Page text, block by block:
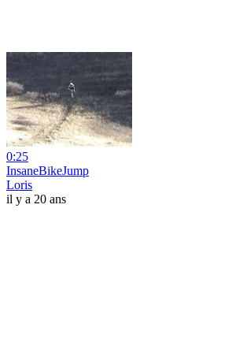
0:25
InsaneBikeJump
Loris
il y a 20 ans